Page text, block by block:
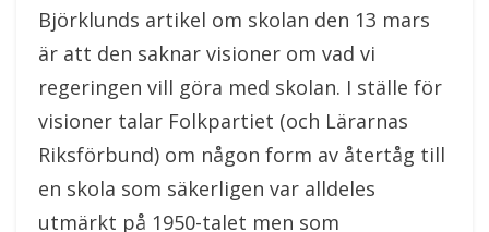
Björklunds artikel om skolan den 13 mars
är att den saknar visioner om vad vi
regeringen vill göra med skolan. I ställe för
visioner talar Folkpartiet (och Lärarnas
Riksförbund) om någon form av återtåg till
en skola som säkerligen var alldeles
utmärkt på 1950-talet men som